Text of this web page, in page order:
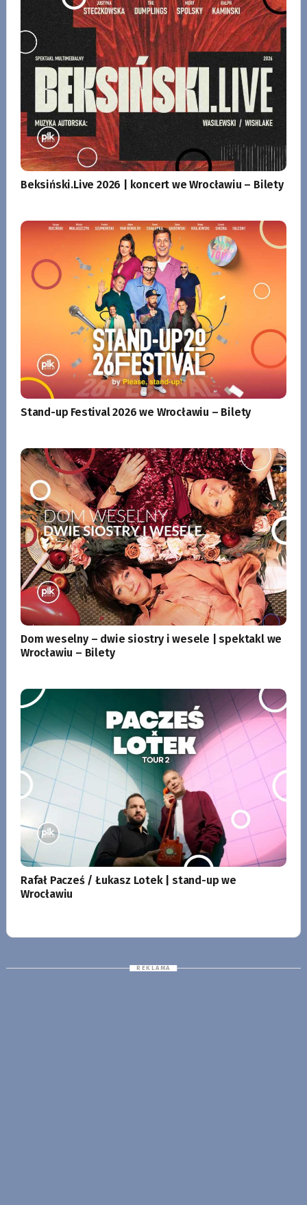
Beksiński.Live 2026 | koncert we Wrocławiu – Bilety
Stand-up Festival 2026 we Wrocławiu – Bilety
Dom weselny – dwie siostry i wesele | spektakl we
Wrocławiu – Bilety
Rafał Pacześ / Łukasz Lotek | stand-up we
Wrocławiu